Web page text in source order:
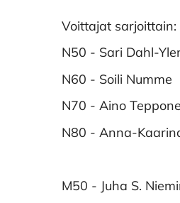
Voittajat sarjoittain:
N50 - Sari Dahl-
N60 - Soili Numme
N70 - Aino
N80 - Anna-
M50 - Juha S.